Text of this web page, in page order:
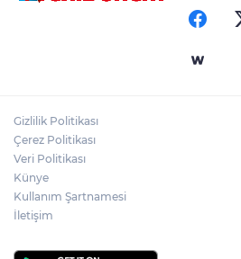
Gizlilik Politikası
Çerez Politikası
Veri Politikası
Künye
Kullanım Şartnamesi
İletişim